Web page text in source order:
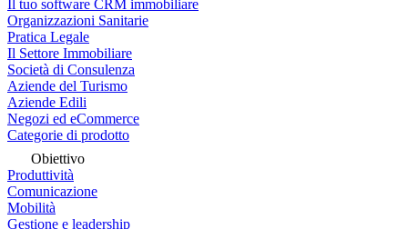
Il tuo software CRM immobiliare
Organizzazioni Sanitarie
Pratica Legale
Il Settore Immobiliare
Società di Consulenza
Aziende del Turismo
Aziende Edili
Negozi ed eCommerce
Categorie di prodotto
Obiettivo
Produttività
Comunicazione
Mobilità
Gestione e leadership